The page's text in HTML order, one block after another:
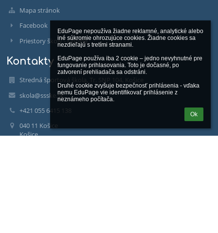
EduPage nepoužíva žiadne reklamné, analytické alebo
iné súkromie ohrozujúce cookies. Žiadne cookies sa
nezdieľajú s tretími stranami.
EduPage používa iba 2 cookie – jedno nevyhnutné pre
fungovanie prihlasovania. Toto je dočasné, po
zatvorení prehliadača sa odstráni.
Druhé cookie zvyšuje bezpečnosť prihlásenia - vďaka
nemu EduPage vie identifikovať prihlásenie z
neznámeho počítača.
Ok
Mapa stránok
Facebook
Priestory školy - Google
Kontakty
Stredná športová škola, Tr. SNP 104, Košice
skola@ssske.sk
+421 055 6415 138
040 11 Košice
Košice